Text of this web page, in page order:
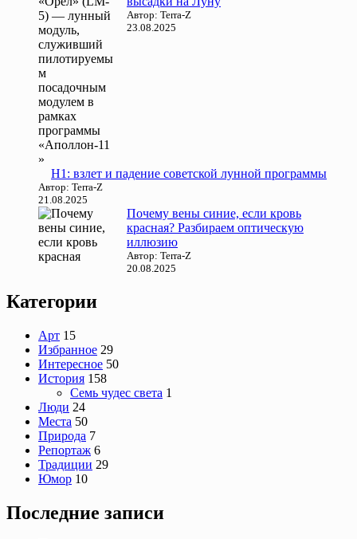
Автор: Terra-Z
23.08.2025
Н1: взлет и падение советской лунной программы
Автор: Terra-Z
21.08.2025
Почему вены синие, если кровь
красная? Разбираем оптическую
иллюзию
Автор: Terra-Z
20.08.2025
Категории
Арт 15
Избранное 29
Интересное 50
История 158
Семь чудес света 1
Люди 24
Места 50
Природа 7
Репортаж 6
Традиции 29
Юмор 10
Последние записи